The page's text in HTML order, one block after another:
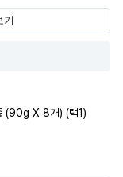
기
(90g X 8개) (택1)